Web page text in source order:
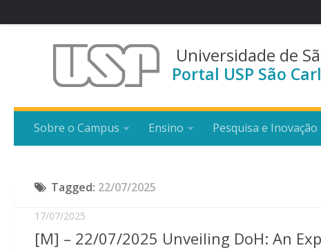
Universidade de
Portal USP São
Sobre o Campus Ensino Pesquisa e Inovação
Tagged: 22/07/2025
17/07/2025
[M] – 22/07/2025 Unveiling DoH: An